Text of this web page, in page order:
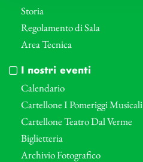
Storia
Regolamento di Sala
Area Tecnica
I nostri eventi
Calendario
Cartellone I Pomeriggi Musicali
Cartellone Teatro Dal Verme
Biglietteria
Archivio Fotografico